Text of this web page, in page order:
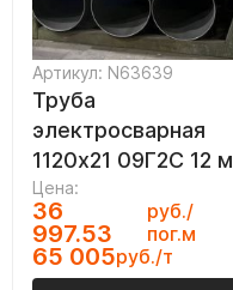
Артикул: N63639
Труба
электросварная
1120х21 09Г2С 12 м
Цена:
36
997.53
руб./
пог.м
65 005руб./т